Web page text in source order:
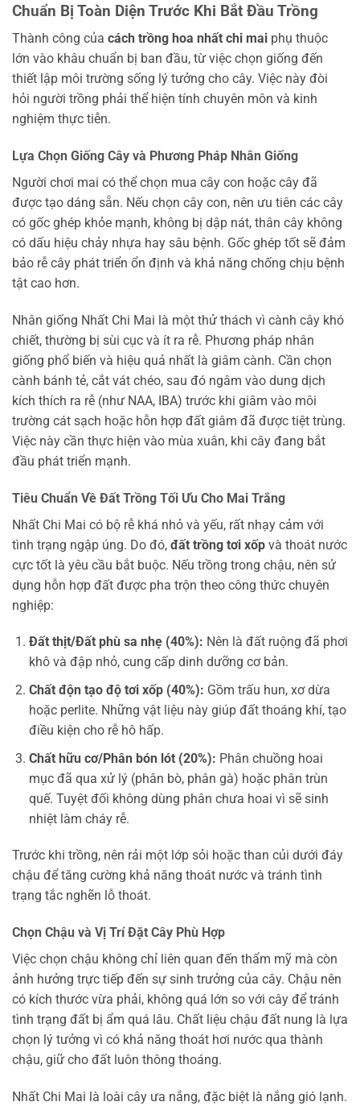
Chuẩn Bị Toàn Diện Trước Khi Bắt Đầu Trồng
Thành công của cách trồng hoa nhất chi mai phụ thuộc
lớn vào khâu chuẩn bị ban đầu, từ việc chọn giống đến
thiết lập môi trường sống lý tưởng cho cây. Việc này đòi
hỏi người trồng phải thể hiện tính chuyên môn và kinh
nghiệm thực tiễn.
Lựa Chọn Giống Cây và Phương Pháp Nhân Giống
Người chơi mai có thể chọn mua cây con hoặc cây đã
được tạo dáng sẵn. Nếu chọn cây con, nên ưu tiên các cây
có gốc ghép khỏe mạnh, không bị dập nát, thân cây không
có dấu hiệu chảy nhựa hay sâu bệnh. Gốc ghép tốt sẽ đảm
bảo rễ cây phát triển ổn định và khả năng chống chịu bệnh
tật cao hơn.
Nhân giống Nhất Chi Mai là một thử thách vì cành cây khó
chiết, thường bị sùi cục và ít ra rễ. Phương pháp nhân
giống phổ biến và hiệu quả nhất là giâm cành. Cần chọn
cành bánh tẻ, cắt vát chéo, sau đó ngâm vào dung dịch
kích thích ra rễ (như NAA, IBA) trước khi giâm vào môi
trường cát sạch hoặc hỗn hợp đất giâm đã được tiệt trùng.
Việc này cần thực hiện vào mùa xuân, khi cây đang bắt
đầu phát triển mạnh.
Tiêu Chuẩn Về Đất Trồng Tối Ưu Cho Mai Trắng
Nhất Chi Mai có bộ rễ khá nhỏ và yếu, rất nhạy cảm với
tình trạng ngập úng. Do đó, đất trồng tơi xốp và thoát nước
cực tốt là yêu cầu bắt buộc. Nếu trồng trong chậu, nên sử
dụng hỗn hợp đất được pha trộn theo công thức chuyên
nghiệp:
Đất thịt/Đất phù sa nhẹ (40%): Nên là đất ruộng đã phơi
khô và đập nhỏ, cung cấp dinh dưỡng cơ bản.
Chất độn tạo độ tơi xốp (40%): Gồm trấu hun, xơ dừa
hoặc perlite. Những vật liệu này giúp đất thoáng khí, tạo
điều kiện cho rễ hô hấp.
Chất hữu cơ/Phân bón lót (20%): Phân chuồng hoai
mục đã qua xử lý (phân bò, phân gà) hoặc phân trùn
quế. Tuyệt đối không dùng phân chưa hoai vì sẽ sinh
nhiệt làm cháy rễ.
Trước khi trồng, nên rải một lớp sỏi hoặc than củi dưới đáy
chậu để tăng cường khả năng thoát nước và tránh tình
trạng tắc nghẽn lỗ thoát.
Chọn Chậu và Vị Trí Đặt Cây Phù Hợp
Việc chọn chậu không chỉ liên quan đến thẩm mỹ mà còn
ảnh hưởng trực tiếp đến sự sinh trưởng của cây. Chậu nên
có kích thước vừa phải, không quá lớn so với cây để tránh
tình trạng đất bị ẩm quá lâu. Chất liệu chậu đất nung là lựa
chọn lý tưởng vì có khả năng thoát hơi nước qua thành
chậu, giữ cho đất luôn thông thoáng.
Nhất Chi Mai là loài cây ưa nắng, đặc biệt là nắng gió lạnh.